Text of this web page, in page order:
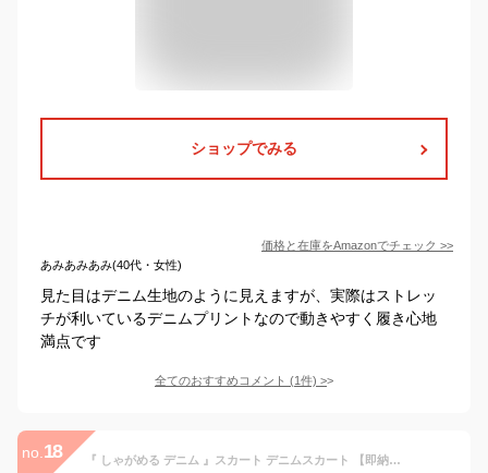
ショップでみる
価格と在庫をAmazonでチェック >>
あみあみあみ(40代・女性)
見た目はデニム生地のように見えますが、実際はストレッ
チが利いているデニムプリントなので動きやすく履き心地
満点です
全てのおすすめコメント (1件) >
no. 18 『 しゃがめる デニム 』スカート デニムスカート 【即納】 レディース ボトムス ロングスカート マキシ丈 マキシスカート ストレート ペンシルスカート スリット スリットスカート ロング ミモレ タイト きれいめ ゴム 大きいサイズ 体型カバー 春 夏 HUG.U